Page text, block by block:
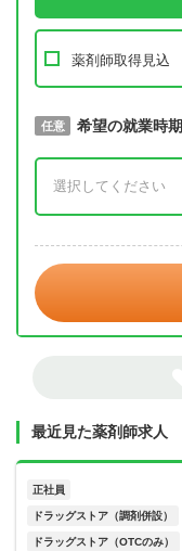
薬剤師取得見込
必須 取得予定年
任意 希望の就業時期
最近見た薬剤師求人
正社員
ドラッグストア（調剤併設）
ドラッグストア（OTCのみ）